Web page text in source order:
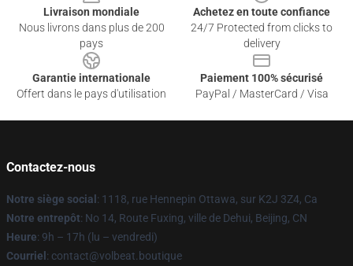
Livraison mondiale
Nous livrons dans plus de 200
pays
Achetez en toute confiance
24/7 Protected from clicks to
delivery
Garantie internationale
Offert dans le pays d'utilisation
Paiement 100% sécurisé
PayPal / MasterCard / Visa
Contactez-nous
Notre siège social : 1118, rue Hennepin Ottawa, sur K2J 3Z4, Ca
Notre entrepôt: No 14, Route Fuxing, ville de Dehui, Beijing, CN
Heure: 9h – 17h (lu – vendredi)
Courriel : contact@volbeat.boutique